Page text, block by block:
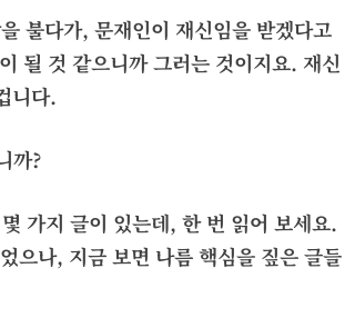
불다가, 문재인이 재신임을 받겠다고
될 것 같으니까 그러는 것이지요. 재신
니다.
까?
가지 글이 있는데, 한 번 읽어 보세요.
으나, 지금 보면 나름 핵심을 짚은 글들